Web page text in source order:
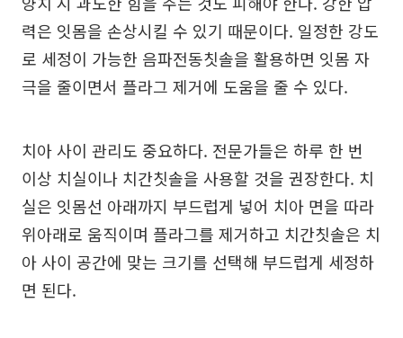
력은 잇몸을 손상시킬 수 있기 때문이다. 일정한 강도
로 세정이 가능한 음파전동칫솔을 활용하면 잇몸 자
극을 줄이면서 플라그 제거에 도움을 줄 수 있다.
치아 사이 관리도 중요하다. 전문가들은 하루 한 번
이상 치실이나 치간칫솔을 사용할 것을 권장한다. 치
실은 잇몸선 아래까지 부드럽게 넣어 치아 면을 따라
위아래로 움직이며 플라그를 제거하고 치간칫솔은 치
아 사이 공간에 맞는 크기를 선택해 부드럽게 세정하
면 된다.